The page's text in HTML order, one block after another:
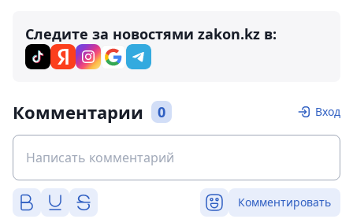
Следите за новостями zakon.kz в:
Комментарии 0 Вход
Комментировать